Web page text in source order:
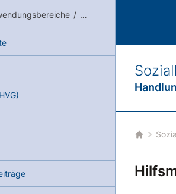
/ AHV und AHVG